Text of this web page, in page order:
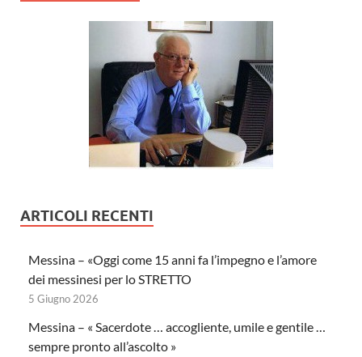
ARTICOLI RECENTI
Messina – «Oggi come 15 anni fa l’impegno e l’amore
dei messinesi per lo STRETTO
5 Giugno 2026
Messina – « Sacerdote … accogliente, umile e gentile …
sempre pronto all’ascolto »